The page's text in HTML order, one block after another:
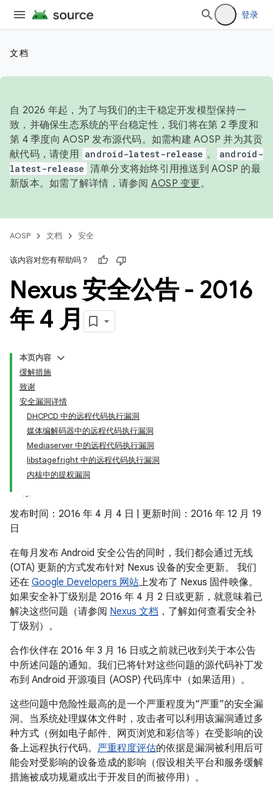
登录
文档
自 2026 年起，为了与我们的主干稳定开发模型保持一
致，并确保生态系统的平台稳定性，我们将在第 2 季度和
第 4 季度向 AOSP 发布源代码。如需构建 AOSP 并为其贡
献代码，请使用 android-latest-release 。
android-
latest-release 清单分支将始终引用推送到 AOSP 的最
新版本。如需了解详情，请参阅 AOSP 变更。
AOSP 文档 安全
该内容对您有帮助吗？
Nexus 安全公告 - 2016
年 4 月
本页内容
缓解措施
致谢
安全漏洞详情
DHCPCD 中的远程代码执行漏洞
媒体编解码器中的远程代码执行漏洞
Mediaserver 中的远程代码执行漏洞
libstagefright 中的远程代码执行漏洞
内核中的提权漏洞
发布时间：2016 年 4 月 4 日 | 更新时间：2016 年 12 月 19
日
在每月发布 Android 安全公告的同时，我们都会通过无线
(OTA) 更新的方式发布针对 Nexus 设备的安全更新。 我们
还在 Google Developers 网站上发布了 Nexus 固件映像。
如果安全补丁级别是 2016 年 4 月 2 日或更新，就意味着已
解决这些问题（请参阅 Nexus 文档 ，了解如何查看安全补
丁级别）。
合作伙伴在 2016 年 3 月 16 日或之前就已收到关于本公告
中所述问题的通知。我们已将针对这些问题的源代码补丁发
布到 Android 开源项目 (AOSP) 代码库中（如果适用）。
这些问题中危险性最高的是一个严重程度为“严重”的安全漏
洞。当系统处理媒体文件时，攻击者可以利用该漏洞通过多
种方式（例如电子邮件、网页浏览和彩信等）在受影响的设
备上远程执行代码。 严重程度评估的依据是漏洞被利用后可
能会对受影响的设备造成的影响（假设相关平台和服务缓解
措施被成功规避或出于开发目的而被停用）。